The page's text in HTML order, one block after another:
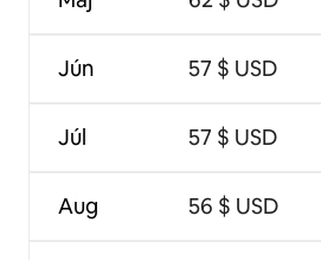
Jún
Júl
Aug
57 $ USD
57 $ USD
56 $ USD